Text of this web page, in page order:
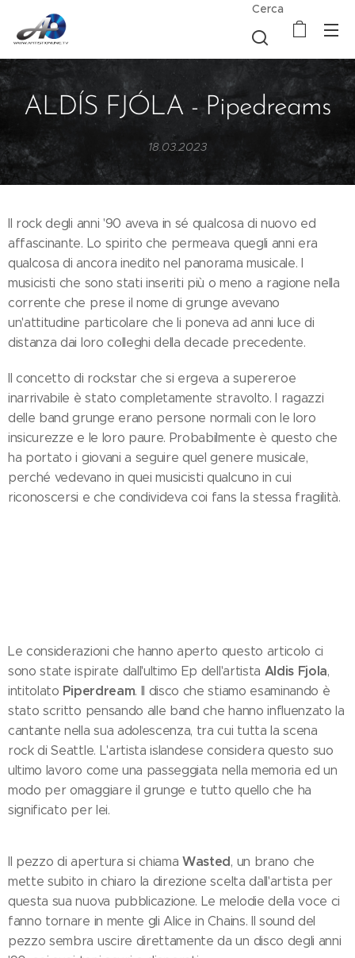
Cerca
ALDÍS FJÓLA - Pipedreams
18.03.2023
Il rock degli anni '90 aveva in sé qualcosa di nuovo ed
affascinante. Lo spirito che permeava quegli anni era
qualcosa di ancora inedito nel panorama musicale. I
musicisti che sono stati inseriti più o meno a ragione nella
corrente che prese il nome di grunge avevano
un'attitudine particolare che li poneva ad anni luce di
distanza dai loro colleghi della decade precedente.
Il concetto di rockstar che si ergeva a supereroe
inarrivabile è stato completamente stravolto. I ragazzi
delle band grunge erano persone normali con le loro
insicurezze e le loro paure. Probabilmente è questo che
ha portato i giovani a seguire quel genere musicale,
perché vedevano in quei musicisti qualcuno in cui
riconoscersi e che condivideva coi fans la stessa fragilità.
Le considerazioni che hanno aperto questo articolo ci
sono state ispirate dall'ultimo Ep dell'artista Aldis Fjola,
intitolato Piperdream. Il disco che stiamo esaminando è
stato scritto pensando alle band che hanno influenzato la
cantante nella sua adolescenza, tra cui tutta la scena
rock di Seattle. L'artista islandese considera questo suo
ultimo lavoro come una passeggiata nella memoria ed un
modo per omaggiare il grunge e tutto quello che ha
significato per lei.
Il pezzo di apertura si chiamaWasted, un brano che
mette subito in chiaro la direzione scelta dall'artista per
questa sua nuova pubblicazione. Le melodie della voce ci
fanno tornare in mente gli Alice in Chains. Il sound del
pezzo sembra uscire direttamente da un disco degli anni